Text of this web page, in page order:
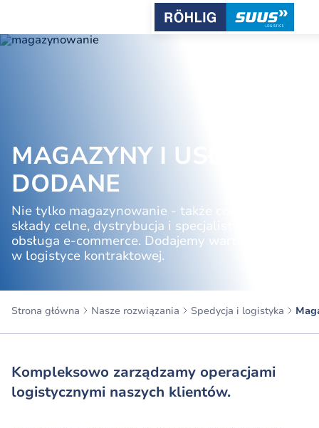
MAGAZYNY I USŁUGI
DODANE
Nie tylko magazynowanie - także co-packing,
składy celne, dystrybucja i specjalistyczna
obsługa e-commerce. Dodajemy wartość
w logistyce kontraktowej.
Strona główna Nasze rozwiązania Spedycja i logistyka
Kompleksowo zarządzamy operacjami
logistycznymi naszych klientów.